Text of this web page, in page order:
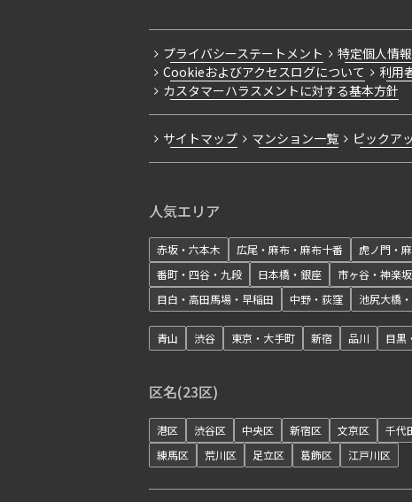
プライバシーステートメント 特定個人情
Cookieおよびアクセスログについて
利用
カスタマーハラスメントに対する基本方針
サイトマップ マンション一覧 ピックア
人気エリア
赤坂・六本木 広尾・麻布・麻布十番 虎ノ門・
番町・四谷・九段
日本橋・銀座 市ヶ谷・神楽
目白・高田馬場・早稲田
中野・荻窪 池尻大橋
青山 渋谷 東京・大手町 新宿 品川 目黒
区名(23区)
港区 渋谷区 中央区 新宿区 文京区 千代
練馬区
荒川区 足立区 葛飾区 江戸川区